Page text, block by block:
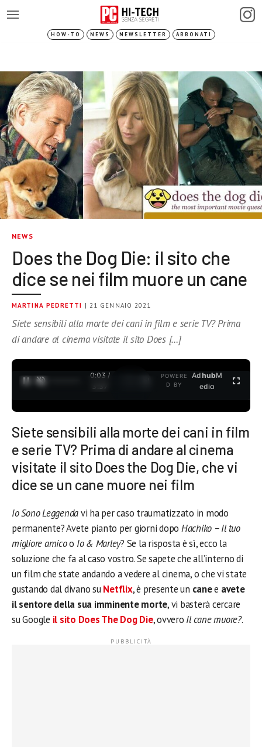
HOW-TO NEWS NEWSLETTER ABBONATI
NEWS
Does the Dog Die: il sito che
dice se nei film muore un cane
MARTINA PEDRETTI | 21 GENNAIO 2021
Siete sensibili alla morte dei cani in film e serie TV? Prima
di andare al cinema visitate il sito Does […]
0:04 /
3:37
POWERE
D BY
AdhubM
edia
Siete sensibili alla morte dei cani in film
e serie TV? Prima di andare al cinema
visitate il sito Does the Dog Die, che vi
dice se un cane muore nei film
Io Sono Leggendavi ha per caso traumatizzato in modo
permanente? Avete pianto per giorni dopo Hachiko – Il tuo
migliore amicoo Io & Marley? Se la risposta è sì, ecco la
soluzione che fa al caso vostro. Se sapete che all’interno di
un film che state andando a vedere al cinema, o che vi state
gustando dal divano suNetflix, è presente un canee avete
il sentore della sua imminente morte, vi basterà cercare
su Google il sito Does The Dog Die, ovvero Il cane muore?.